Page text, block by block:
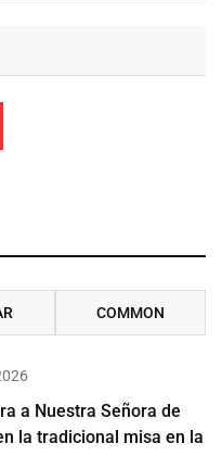
COMMON
a Nuestra Señora de
la tradicional misa en la